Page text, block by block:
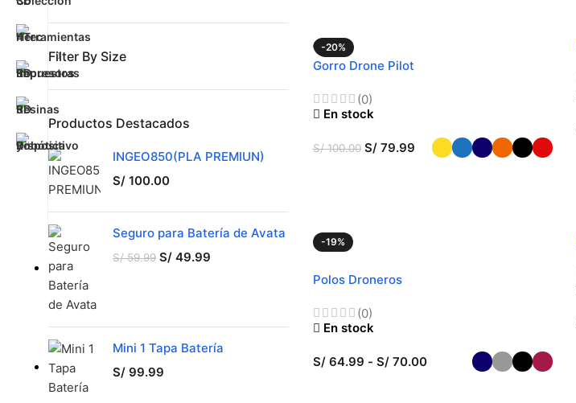
Filter By Size
Productos Destacados
INGEO850(PLA PREMIUN)
S/ 100.00
Seguro para Batería de Avata
S/59.99 S/ 49.99
Mini 1 Tapa Batería
S/ 99.99
-20%
Gorro Drone Pilot
(0)
En stock
S/100.00 S/79.99
-19%
Polos Droneros
(0)
En stock
S/64.99 - S/70.00